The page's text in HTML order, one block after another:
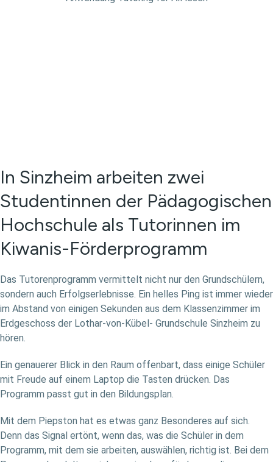
In Sinzheim arbeiten zwei
Studentinnen der Pädagogischen
Hochschule als Tutorinnen im
Kiwanis-Förderprogramm
Das Tutorenprogramm vermittelt nicht nur den Grundschülern,
sondern auch Erfolgserlebnisse. Ein helles Ping ist immer wieder
im Abstand von einigen Sekunden aus dem Klassenzimmer im
Erdgeschoss der Lothar-von-Kübel- Grundschule Sinzheim zu
hören.
Ein genauerer Blick in den Raum offenbart, dass einige Schüler
mit Freude auf einem Laptop die Tasten drücken. Das
Programm passt gut in den Bildungsplan.
Mit dem Piepston hat es etwas ganz Besonderes auf sich.
Denn das Signal ertönt, wenn das, was die Schüler in dem
Programm, mit dem sie arbeiten, auswählen, richtig ist. Bei dem